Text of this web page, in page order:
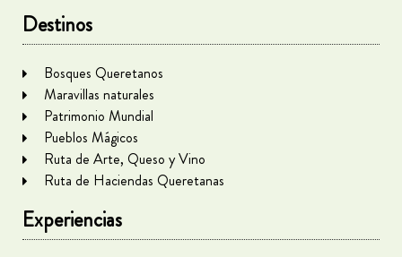
Destinos
Bosques Queretanos
Maravillas naturales
Patrimonio Mundial
Pueblos Mágicos
Ruta de Arte, Queso y Vino
Ruta de Haciendas Queretanas
Experiencias